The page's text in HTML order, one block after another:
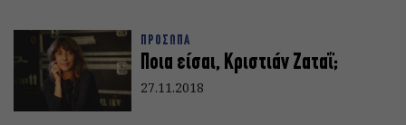
ΠΡΟΣΩΠΑ
Ποια είσαι, Κριστιάν Ζαταΐ;
27.11.2018